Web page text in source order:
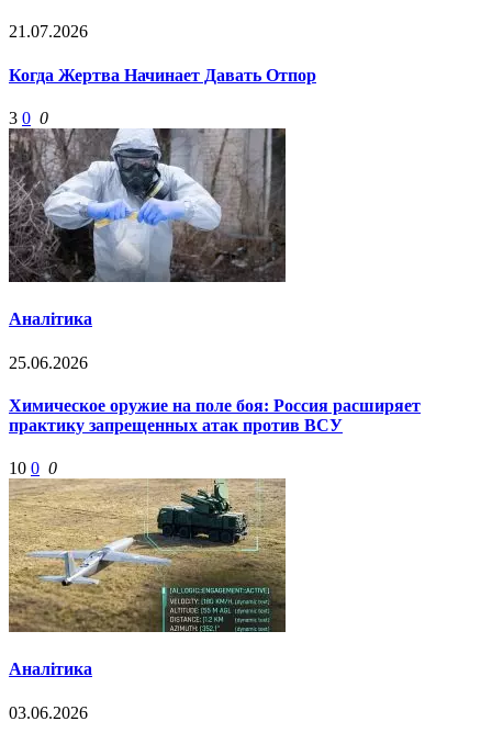
21.07.2026
Когда Жертва Начинает Давать Отпор
3 0 0
Аналітика
25.06.2026
Химическое оружие на поле боя: Россия расширяет
практику запрещенных атак против ВСУ
10 0 0
Аналітика
03.06.2026